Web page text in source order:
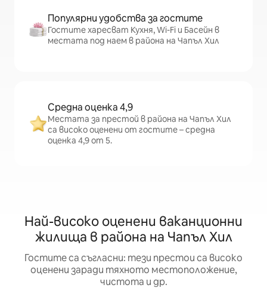
Популярни удобства за гостите
Гостите харесват Кухня, Wi-Fi и Басейн в
местата под наем в района на Чапъл Хил
Средна оценка 4,9
Местата за престой в района на Чапъл Хил
са високо оценени от гостите – средна
оценка 4,9 от 5.
Най-високо оценени ваканционни
жилища в района на Чапъл Хил
Гостите са съгласни: тези престои са високо
оценени заради тяхното местоположение,
чистота и др.